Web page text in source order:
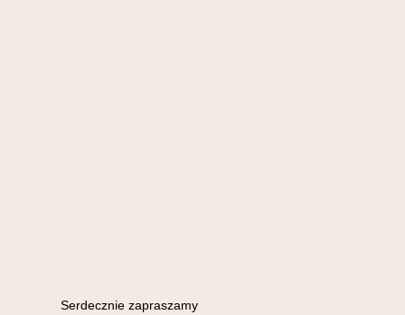
Serdecznie zapraszamy